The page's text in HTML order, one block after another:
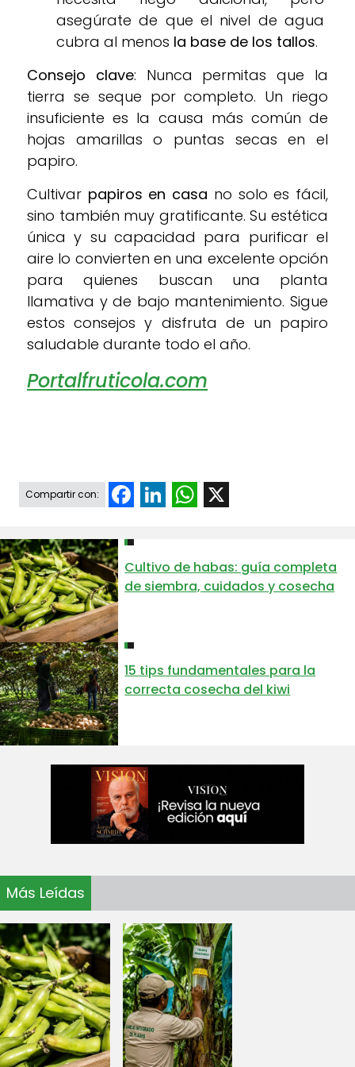
asegúrate de que el nivel de agua
cubra al menos la base de los tallos.
Consejo clave: Nunca permitas que la
tierra se seque por completo. Un riego
insuficiente es la causa más común de
hojas amarillas o puntas secas en el
papiro.
Cultivar papiros en casa no solo es fácil,
sino también muy gratificante. Su estética
única y su capacidad para purificar el
aire lo convierten en una excelente opción
para quienes buscan una planta
llamativa y de bajo mantenimiento. Sigue
estos consejos y disfruta de un papiro
saludable durante todo el año.
Portalfruticola.com
Compartir con: FacebookLinkedInWhatsApp
Cultivo de habas: guía completa
de siembra, cuidados y cosecha
15 tips fundamentales para la
correcta cosecha del kiwi
Más Leídas